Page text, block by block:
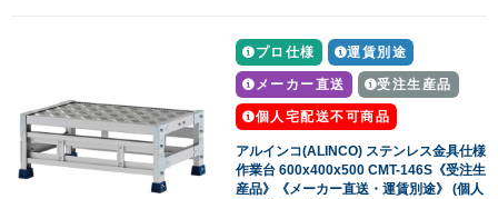
プロ仕様 運賃別途
メーカー直送 受注生産品
個人宅配送不可商品
アルインコ(ALINCO) ステンレス金具仕様
作業台 600x400x500 CMT-146S《受注生
産品》《メーカー直送・運賃別途》 (個人